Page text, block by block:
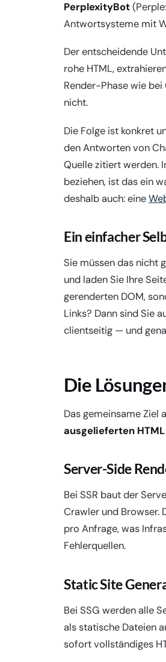
PerplexityBot
Antwortsysteme mit
Der entscheidende
rohe HTML,
Render-Phase wie
nicht.
Die Folge ist konkret
den Antworten von
Quelle zitiert werden.
beziehen, ist das ein
deshalb auch: eine
Ein einfacher
Sie müssen das nicht
und laden Sie Ihre
gerenderten DOM,
Links? Dann sind Sie
clientseitig — und
Die
Das gemeinsame Ziel
ausgelieferten
Server-Side
Bei SSR baut der
Crawler und Browser.
pro Anfrage, was
Fehlerquellen.
Static Site
Bei SSG werden alle
als statische Dateien
sofort vollständiges